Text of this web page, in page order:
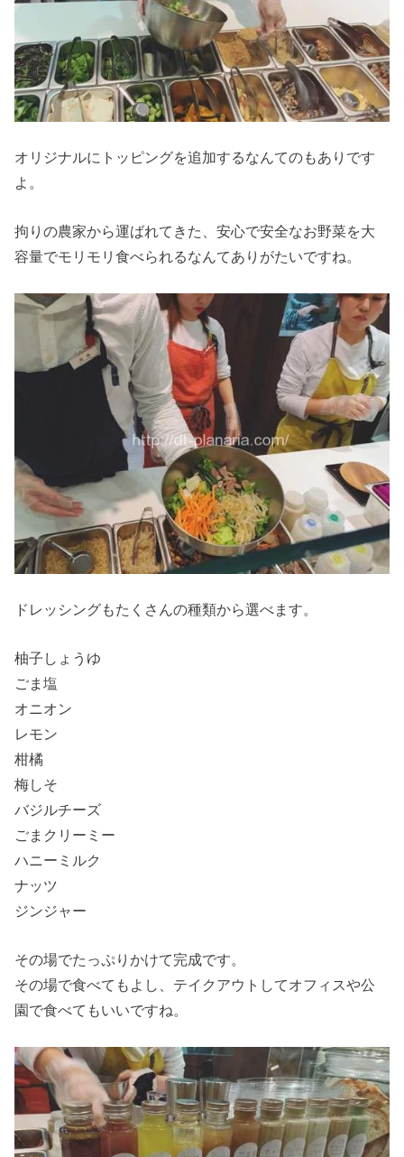
オリジナルにトッピングを追加するなんてのもありです
よ。
拘りの農家から運ばれてきた、安心で安全なお野菜を大
容量でモリモリ食べられるなんてありがたいですね。
ドレッシングもたくさんの種類から選べます。
柚子しょうゆ
ごま塩
オニオン
レモン
柑橘
梅しそ
バジルチーズ
ごまクリーミー
ハニーミルク
ナッツ
ジンジャー
その場でたっぷりかけて完成です。
その場で食べてもよし、テイクアウトしてオフィスや公
園で食べてもいいですね。